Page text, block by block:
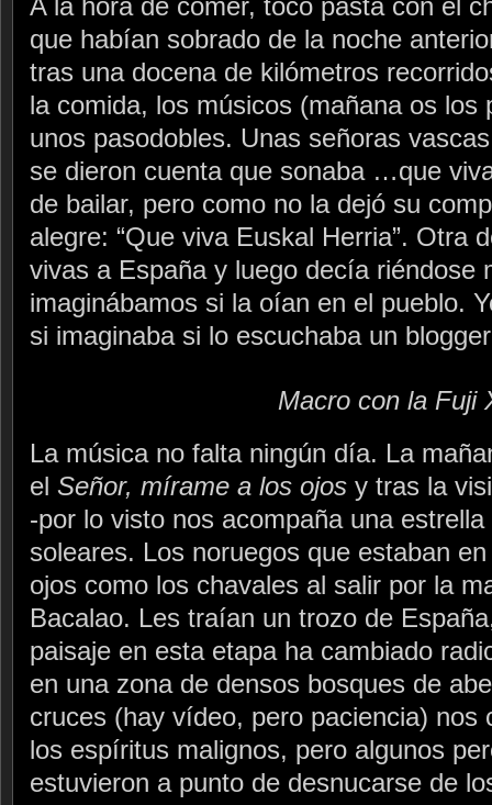
que habían sobrado de la noche
tras una docena de kilómetros
la comida, los músicos (mañana os los
unos pasodobles. Unas señoras
se dieron cuenta que sonaba …que
de bailar, pero como no la dejó su
alegre: “Que viva Euskal Herria”. Otra
vivas a España y luego decía riéndose
imaginábamos si la oían en el pueblo.
si imaginaba si lo escuchaba un
Macro con la Fuji
La música no falta ningún día. La
el Señor, mírame a los ojos y tras la
-por lo visto nos acompaña una
soleares. Los noruegos que estaban
ojos como los chavales al salir por la
Bacalao. Les traían un trozo de
paisaje en esta etapa ha cambiado
en una zona de densos bosques de
cruces (hay vídeo, pero paciencia) nos
los espíritus malignos, pero algunos
estuvieron a punto de desnucarse de